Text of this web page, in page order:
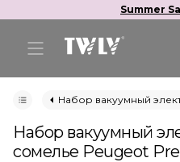
Summer
Набор вакуумный электронасос
Набор вакуумный
сомелье Peugeot